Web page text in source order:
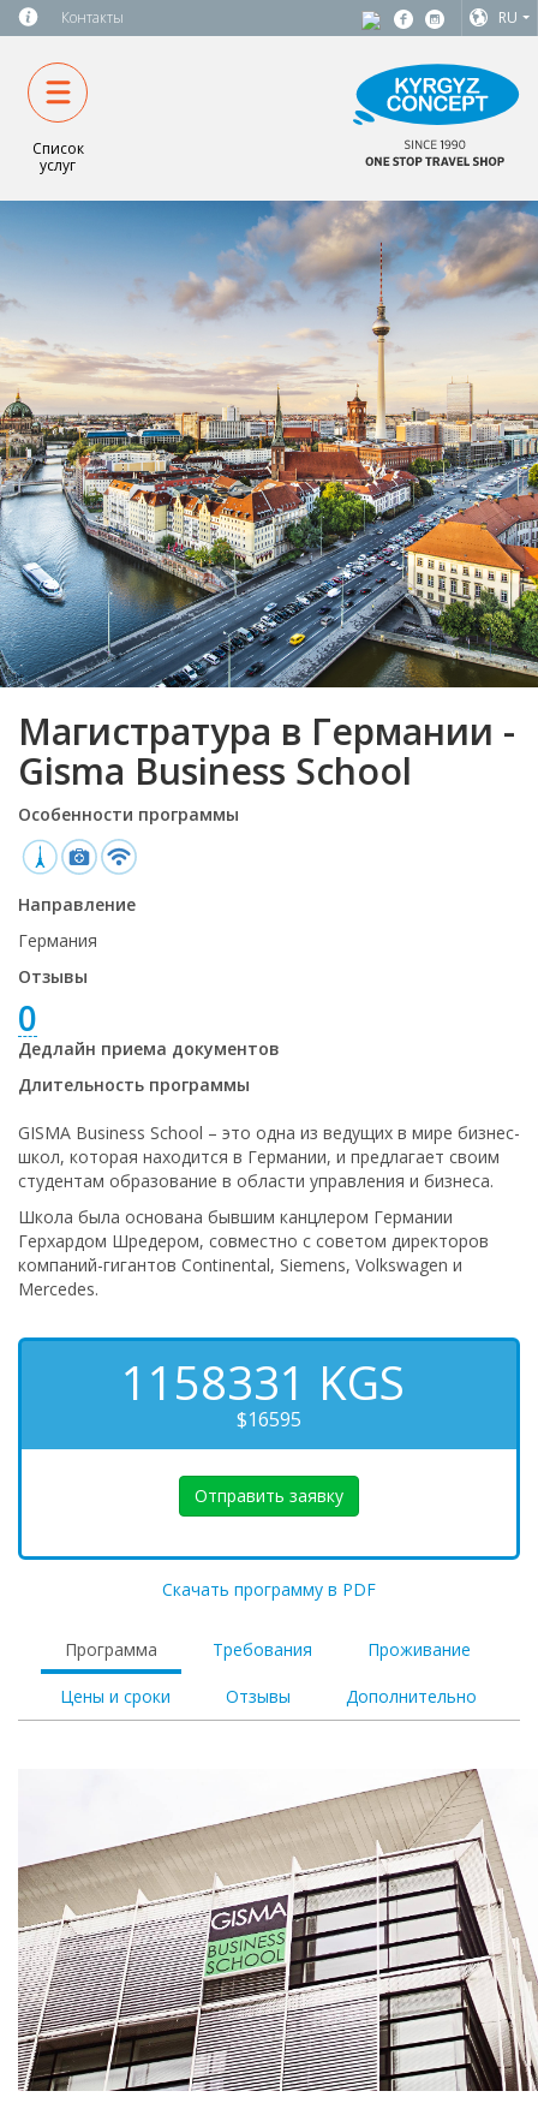
Контакты RU
Список
услуг
Магистратура в Германии -
Gisma Business School
Особенности программы
Направление
Германия
Отзывы
0
Дедлайн приема документов
Длительность программы
GISMA Business School – это одна из ведущих в мире бизнес-
школ, которая находится в Германии, и предлагает своим
студентам образование в области управления и бизнеса.
Школа была основана бывшим канцлером Германии
Герхардом Шредером, совместно с советом директоров
компаний-гигантов Continental, Siemens, Volkswagen и
Mercedes.
1158331 KGS
$16595
Отправить заявку
Скачать программу в PDF
Программа Требования Проживание
Цены и сроки Отзывы Дополнительно